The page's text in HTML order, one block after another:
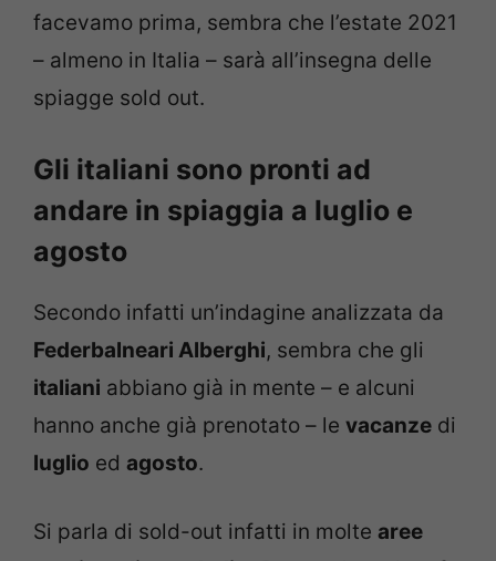
facevamo prima, sembra che l’estate 2021
– almeno in Italia – sarà all’insegna delle
spiagge sold out.
Gli italiani sono pronti ad
andare in spiaggia a luglio e
agosto
Secondo infatti un’indagine analizzata da
Federbalneari Alberghi, sembra che gli
italiani abbiano già in mente – e alcuni
hanno anche già prenotato – le vacanze di
luglio ed agosto.
Si parla di sold-out infatti in molte aree